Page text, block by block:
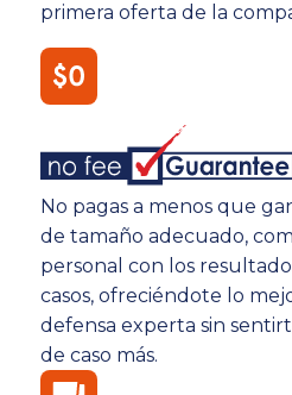
primera oferta de la
No pagas a menos que
de tamaño adecuado,
personal con los
casos, ofreciéndote lo
defensa experta sin
de caso más.